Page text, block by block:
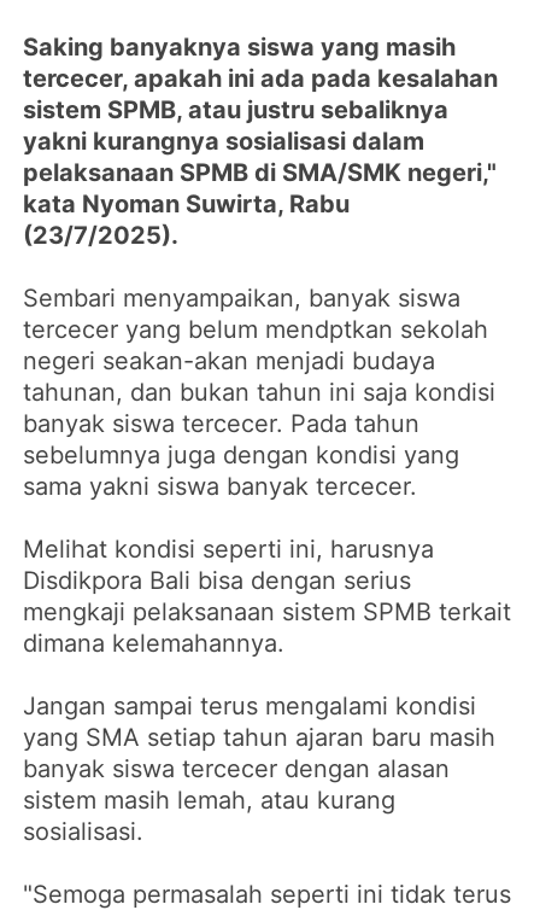
Saking banyaknya siswa yang masih
tercecer, apakah ini ada pada kesalahan
sistem SPMB, atau justru sebaliknya
yakni kurangnya sosialisasi dalam
pelaksanaan SPMB di SMA/SMK negeri,"
kata Nyoman Suwirta, Rabu
(23/7/2025).
Sembari menyampaikan, banyak siswa
tercecer yang belum mendptkan sekolah
negeri seakan-akan menjadi budaya
tahunan, dan bukan tahun ini saja kondisi
banyak siswa tercecer. Pada tahun
sebelumnya juga dengan kondisi yang
sama yakni siswa banyak tercecer.
Melihat kondisi seperti ini, harusnya
Disdikpora Bali bisa dengan serius
mengkaji pelaksanaan sistem SPMB terkait
dimana kelemahannya.
Jangan sampai terus mengalami kondisi
yang SMA setiap tahun ajaran baru masih
banyak siswa tercecer dengan alasan
sistem masih lemah, atau kurang
sosialisasi.
"Semoga permasalah seperti ini tidak terus